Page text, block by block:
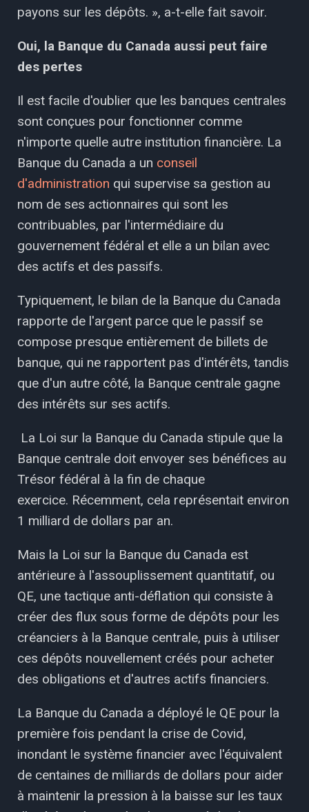
payons sur les dépôts. », a-t-elle fait savoir.
Oui, la Banque du Canada aussi peut faire
des pertes
Il est facile d'oublier que les banques centrales
sont conçues pour fonctionner comme
n'importe quelle autre institution financière. La
Banque du Canada a un conseil
d'administration qui supervise sa gestion au
nom de ses actionnaires qui sont les
contribuables, par l'intermédiaire du
gouvernement fédéral et elle a un bilan avec
des actifs et des passifs.
Typiquement, le bilan de la Banque du Canada
rapporte de l'argent parce que le passif se
compose presque entièrement de billets de
banque, qui ne rapportent pas d'intérêts, tandis
que d'un autre côté, la Banque centrale gagne
des intérêts sur ses actifs.
La Loi sur la Banque du Canada stipule que la
Banque centrale doit envoyer ses bénéfices au
Trésor fédéral à la fin de chaque
exercice. Récemment, cela représentait environ
1 milliard de dollars par an.
Mais la Loi sur la Banque du Canada est
antérieure à l'assouplissement quantitatif, ou
QE, une tactique anti-déflation qui consiste à
créer des flux sous forme de dépôts pour les
créanciers à la Banque centrale, puis à utiliser
ces dépôts nouvellement créés pour acheter
des obligations et d'autres actifs financiers.
La Banque du Canada a déployé le QE pour la
première fois pendant la crise de Covid,
inondant le système financier avec l'équivalent
de centaines de milliards de dollars pour aider
à maintenir la pression à la baisse sur les taux